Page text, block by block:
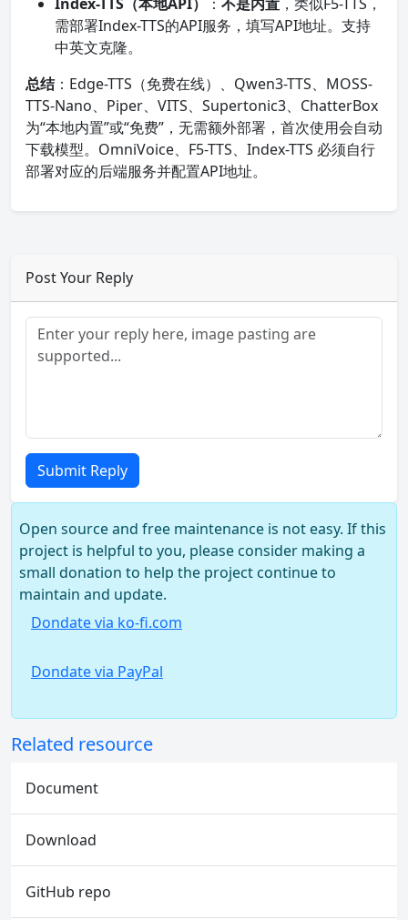
需部署Index-TTS的API服务，填写API地址。支持
中英文克隆。
总结：Edge-TTS（免费在线）、Qwen3-TTS、MOSS-
TTS-Nano、Piper、VITS、Supertonic3、ChatterBox
为“本地内置”或“免费”，无需额外部署，首次使用会自动
下载模型。OmniVoice、F5-TTS、Index-TTS 必须自行
部署对应的后端服务并配置API地址。
Post Your Reply
Submit Reply
Open source and free maintenance is not easy. If this
project is helpful to you, please consider making a
small donation to help the project continue to
maintain and update.
Dondate via ko-fi.com
Dondate via PayPal
Related resource
Document
Download
GitHub repo